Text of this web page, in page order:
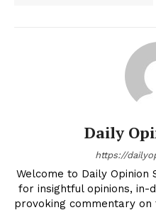
Daily
https://
Welcome to Daily
for insightful opinions, in-
provoking commentary